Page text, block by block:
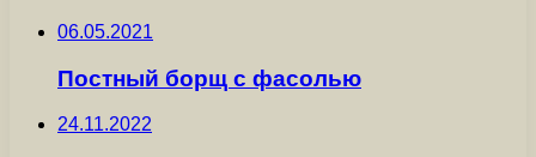
06.05.2021
Постный борщ с фасолью
24.11.2022